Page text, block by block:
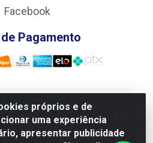
próprios e de
uma experiência
apresentar publicidade
Facebook
Pagamento
LTDA - Rua Antônio do
Nossa Senhora de Fatima -
- CEP 36305-334 - CNPJ